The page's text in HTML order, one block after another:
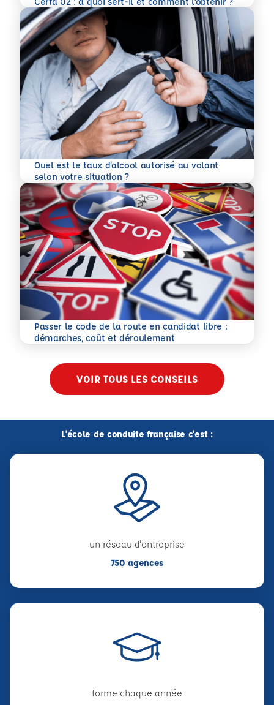
Quel est le taux d’alcool autorisé au volant
selon votre situation ?
En savoir plus
Passer le code de la route en candidat libre :
démarches, coût et déroulement
En savoir plus
VOIR TOUS LES CONSEILS
L'école de conduite française c'est :
un réseau d'entreprise
750 agences
forme chaque année